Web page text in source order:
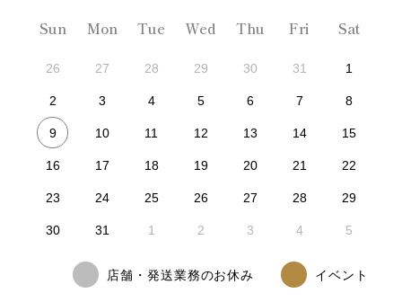
Sun Mon Tue Wed Thu Fri Sat
26 27 28 29 30 31 1
2 3 4 5 6 7 8
9 10 11 12 13 14 15
16 17 18 19 20 21 22
23 24 25 26 27 28 29
30 31 1 2 3 4 5
店舗・発送業務のお休み イベント